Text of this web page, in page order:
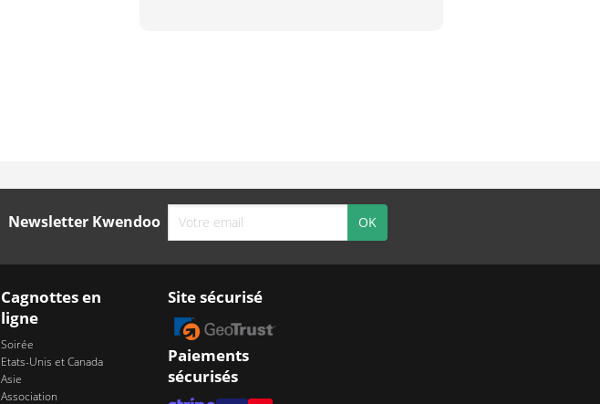
Newsletter Kwendoo
Cagnottes en
ligne
Soirée
Etats-Unis et Canada
Asie
Association
Site sécurisé
Paiements
sécurisés